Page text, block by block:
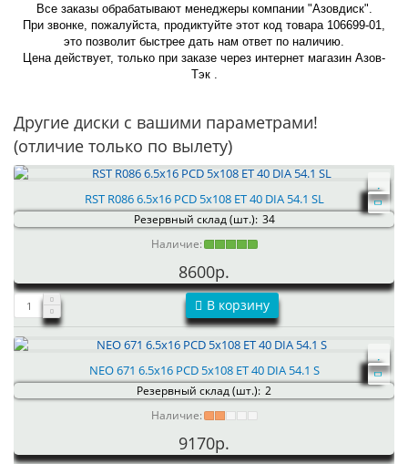
Все заказы обрабатывают менеджеры компании "Азовдиск".
При звонке, пожалуйста, продиктуйте этот код товара 106699-01,
это позволит быстрее дать нам ответ по наличию.
Цена действует, только при заказе через интернет магазин Азов-
Тэк .
Другие диски с вашими параметрами!
(отличие только по вылету)
RST R086 6.5x16 PCD 5x108 ET 40 DIA 54.1 SL
Резервный склад (шт.): 34
Наличие:
8600р.
В корзину
NEO 671 6.5x16 PCD 5x108 ET 40 DIA 54.1 S
Резервный склад (шт.): 2
Наличие:
9170р.